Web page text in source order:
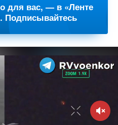
для вас, — в «Ленте
Подписывайтесь